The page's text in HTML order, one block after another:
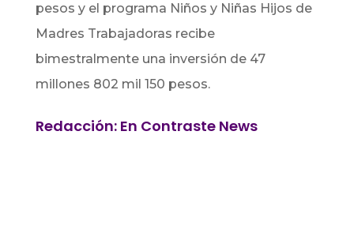
pesos y el programa Niños y Niñas Hijos de
Madres Trabajadoras recibe
bimestralmente una inversión de 47
millones 802 mil 150 pesos.
Redacción: En Contraste News